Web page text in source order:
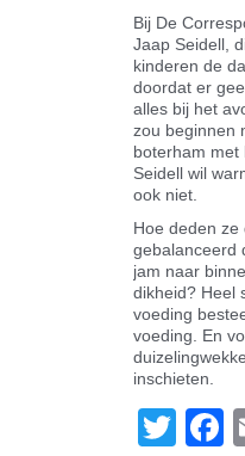
Bij De
Jaap Seidell,
kinderen de
doordat er
alles bij het
zou beginnen
boterham met
Seidell wil
ook niet.
Hoe deden
gebalanceerd
jam naar
dikheid? Heel
voeding
voeding. En
inschieten.